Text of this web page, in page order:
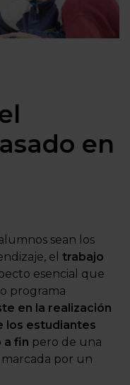
en
sean los
el trabajo
esencial que
programa
en la realización
los estudiantes
a fin pero de una
por un